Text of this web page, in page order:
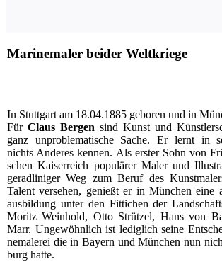
Marinemaler beider Weltkriege
In Stutt­gart am 18.04.1885 gebo­ren und in
Für Claus Ber­gen sind Kunst und
ganz unpro­ble­ma­ti­sche Sache. Er lernt in
nichts Ande­res ken­nen. Als ers­ter Sohn von
schen Kai­ser­reich popu­lä­rer Maler und
gerad­li­ni­ger Weg zum Beruf des
Talent ver­se­hen, genießt er in Mün­chen eine
aus­bil­dung unter den Fit­ti­chen der
Moritz Wein­hold, Otto Strüt­zel, Hans von
Marr. Unge­wöhn­lich ist ledig­lich sei­ne
ne­ma­le­rei die in Bay­ern und Mün­chen nun
burg hatte.